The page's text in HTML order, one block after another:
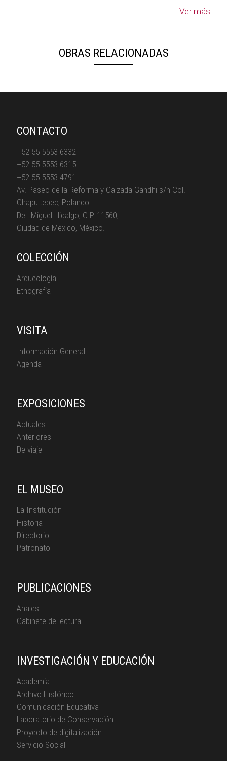
Ver más
OBRAS RELACIONADAS
CONTACTO
+52 55 5553 6332
+52 55 5553 6315
+52 55 5553 4791
Av. Paseo de la Reforma y Calzada Gandhi s/n Col.
Chapultepec, Polanco.
Del. Miguel Hidalgo, C.P. 11560,
Ciudad de México, México.
COLECCIÓN
Arqueología
Etnografía
VISITA
Información General
Agenda
EXPOSICIONES
Actuales
Anteriores
De viaje
EL MUSEO
La Institución
Historia
Directorio
Patronato
PUBLICACIONES
Anales
Gabinete de lectura
INVESTIGACIÓN Y EDUCACIÓN
Academia
Archivo Histórico
Comunicación Educativa
Laboratorio de Conservación
Proyecto de digitalización
Servicio Social